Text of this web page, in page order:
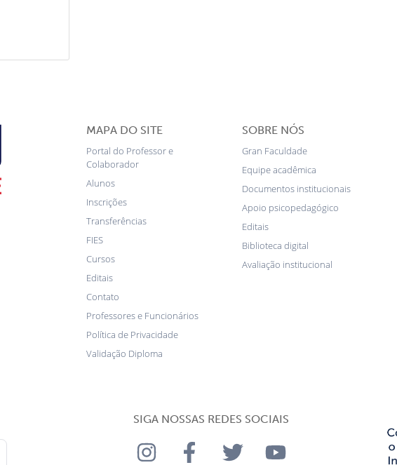
MAPA DO SITE
Portal do Professor e
Colaborador
Alunos
Inscrições
Transferências
FIES
Cursos
Editais
Contato
Professores e Funcionários
Política de Privacidade
Validação Diploma
SOBRE NÓS
Gran Faculdade
Equipe acadêmica
Documentos institucionais
Apoio psicopedagógico
Editais
Biblioteca digital
Avaliação institucional
SIGA NOSSAS REDES SOCIAIS